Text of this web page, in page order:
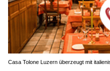
Casa Tolone Luzern überzeugt mit